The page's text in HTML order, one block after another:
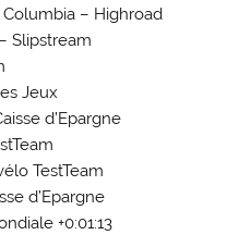
Columbia – Highroad
Slipstream
Jeux
d’Epargne
TestTeam
d’Epargne
+0:01:13